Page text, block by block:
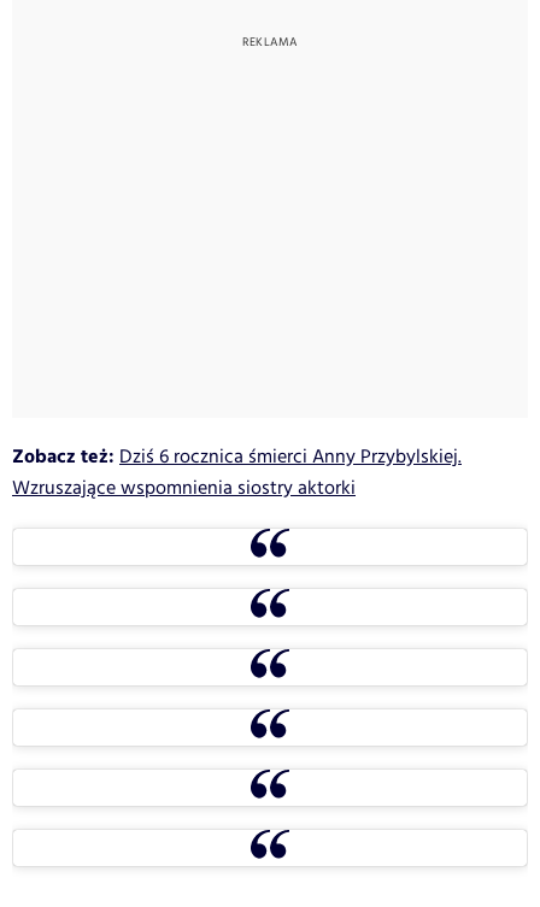
Zobacz też: Dziś 6 rocznica śmierci Anny Przybylskiej.
Wzruszające wspomnienia siostry aktorki